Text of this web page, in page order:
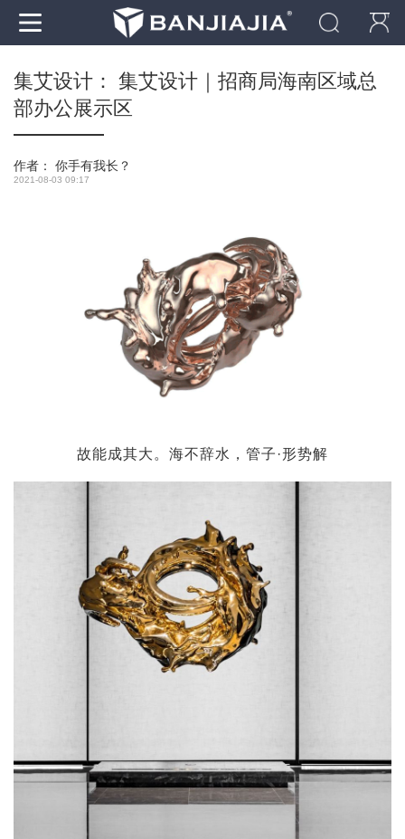
集艾设计： 集艾设计｜招商局海南区域总
部办公展示区
作者： 你手有我长？
2021-08-03 09:17
故能成其大。海不辞水，管子·形势解